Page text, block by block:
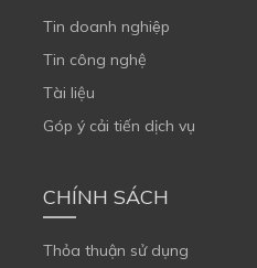
Tin doanh nghiệp
Tin công nghệ
Tài liệu
Góp ý cải tiến dịch vụ
CHÍNH SÁCH
Thỏa thuận sử dụng